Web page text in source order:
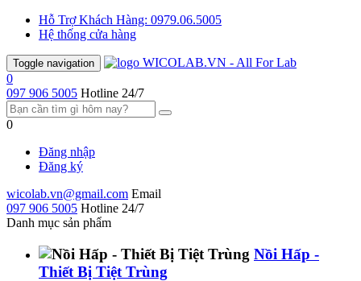
Hỗ Trợ Khách Hàng: 0979.06.5005
Hệ thống cửa hàng
Toggle navigation
0
097 906 5005 Hotline 24/7
0
Đăng nhập
Đăng ký
wicolab.vn@gmail.com Email
097 906 5005 Hotline 24/7
Danh mục sản phẩm
Nồi Hấp -
Thiết Bị Tiệt Trùng